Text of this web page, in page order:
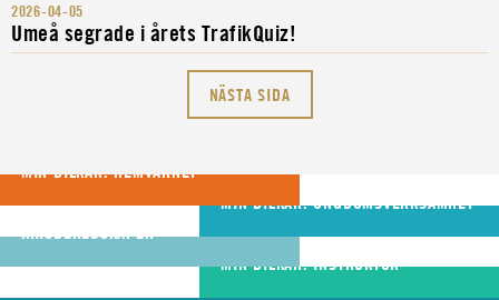
2026-04-05
Umeå segrade i årets TrafikQuiz!
NÄSTA SIDA
Magnus vill vara en
MIN BILKÅR: HEMVÄRNET
ungdomar utvecklas
MIN BILKÅR: UNGDOMSVERKSAMHET
Annika tycker det är
självklart att vi ska
använda de styrkor
att hjälpa varandra
MIN BILKÅR: CIVILA
KRISBEREDSKAPEN
Anna vill ge elever
förutsättningar att bli
riktigt bra
bandvagnsförare
MIN BILKÅR: INSTRUKTÖR